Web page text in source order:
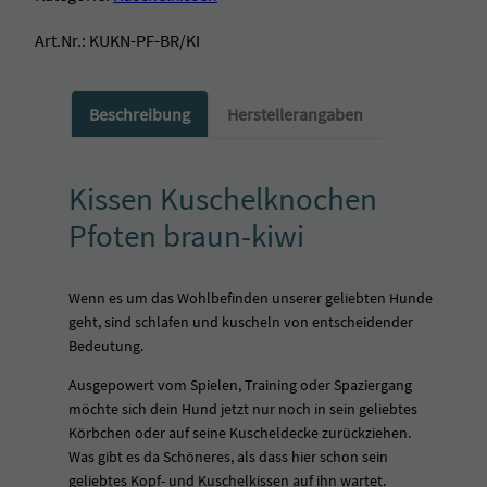
K
s
c
h
k
n
h
e
n
f
o
t
e
Art.Nr.: KUKN-PF-BR/KI
Beschreibung Herstellerangaben
Kissen Kuschelknochen
Pfoten braun-kiwi
Wenn es um das Wohlbefinden unserer geliebten Hunde
geht, sind schlafen und kuscheln von entscheidender
Bedeutung.
Ausgepowert vom Spielen, Training oder Spaziergang
möchte sich dein Hund jetzt nur noch in sein geliebtes
Körbchen oder auf seine Kuscheldecke zurückziehen.
Was gibt es da Schöneres, als dass hier schon sein
geliebtes Kopf- und Kuschelkissen auf ihn wartet.